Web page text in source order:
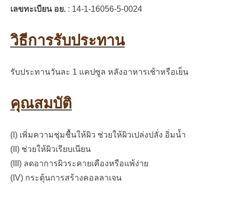
เลขทะเบียน อย. : 14-1-16056-5-0024
วิธีการรับประทาน
รับประทานวันละ 1 แคปซูล หลังอาหารเช้าหรือเย็น
คุณสมบัติ
(I) เพิ่มความชุ่มชื้นให้ผิว ช่วยให้ผิวเปล่งปลั่ง อิ่มน้ำ
(II) ช่วยให้ผิวเรียบเนียน
(III)ลดอาการผิวระคายเคืองหรือแพ้ง่าย
(IV) กระตุ้นการสร้างคอลลาเจน